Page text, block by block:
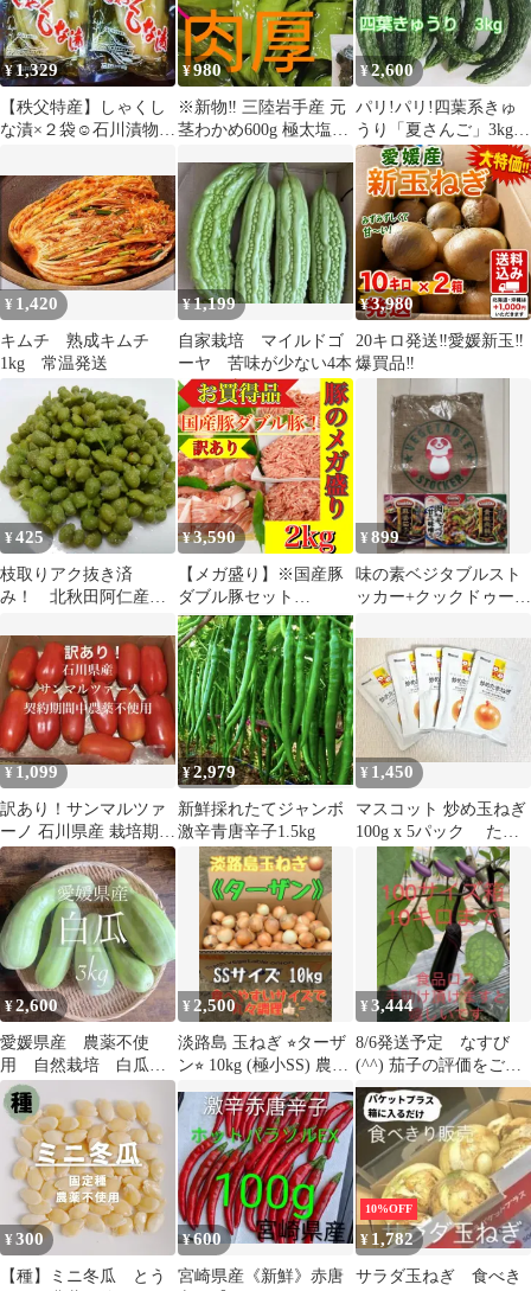
¥1,329
【秩父特産】しゃくし
な漬×２袋☺️石川漬物製
いお漬物No1
¥980
※新物‼️ 三陸岩手産 元
茎わかめ600g 極太塩蔵
¥2,600
パリ!パリ!四葉系きゅ
うり「夏さんご」3kg
№2
¥ 1,420
キムチ 熟成キムチ
1kg 常温発送
¥1,199
自家栽培 マイルドゴ
ーヤ 苦味が少ない4本
¥3,980
20キロ発送‼️愛媛新玉‼️
爆買品‼️
¥425
枝取りアク抜き済
み！ 北秋田阿仁産手
¥3,590
【メガ盛り】※国産豚
ダブル豚セット
2KG（国産豚挽肉(細
挽)※1KG 1pc、国産豚
切落し500g×2pc）限定
セールBBQ餃子焼きそ
ば生姜焼き肉じゃがカ
レー野菜炒めシュウマ
イ弁当お試し品コスパ
最強訳ありSet1送料無
料
¥899
味の素ベジタブルスト
ッカー+クックドゥー3
¥ 1,099
訳あり！サンマルツァ
ーノ 石川県産 栽培期間
中農薬不使用
¥2,979
新鮮採れたてジャンボ
激辛青唐辛子1.5kg
¥ 1,450
マスコット 炒め玉ねぎ
100g x 5パック たま
ねぎ オニオンスープ
作りに
¥2,600
愛媛県産 農薬不使
用 自然栽培 白瓜
3kg
¥ 2,500
淡路島 玉ねぎ ⭐︎ターザ
ン⭐︎ 10kg (極小SS) 農家
¥3,444
8/6発送予定 なすび
(^^) 茄子の評価をご参
照下さいm(._.)m
¥300
【種】ミニ冬瓜 とう
¥600
宮崎県産《新鮮》赤唐
10%OFF
¥ 1,782
サラダ玉ねぎ 食べき